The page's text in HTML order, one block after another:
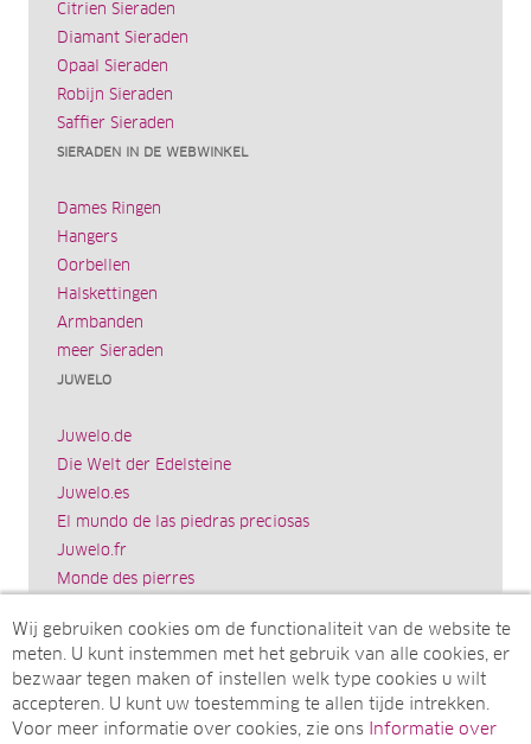
Citrien Sieraden
Diamant Sieraden
Opaal Sieraden
Robijn Sieraden
Saffier Sieraden
SIERADEN IN DE WEBWINKEL
Dames Ringen
Hangers
Oorbellen
Halskettingen
Armbanden
meer Sieraden
JUWELO
Juwelo.de
Die Welt der Edelsteine
Juwelo.es
El mundo de las piedras preciosas
Juwelo.fr
Monde des pierres
Il mondo delle gemme
Rocks & Co.
Ädelstenarnas Värld
Wij gebruiken cookies om de functionaliteit van de website te
meten. U kunt instemmen met het gebruik van alle cookies, er
bezwaar tegen maken of instellen welk type cookies u wilt
accepteren. U kunt uw toestemming te allen tijde intrekken.
Voor meer informatie over cookies, zie ons
Informatie over